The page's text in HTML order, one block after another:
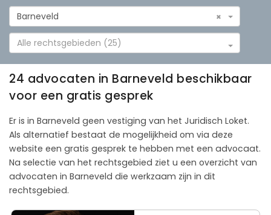
×
Barneveld
Alle rechtsgebieden (25)
24 advocaten in Barneveld beschikbaar
voor een gratis gesprek
Er is in Barneveld geen vestiging van het Juridisch Loket.
Als alternatief bestaat de mogelijkheid om via deze
website een gratis gesprek te hebben met een advocaat.
Na selectie van het rechtsgebied ziet u een overzicht van
advocaten in Barneveld die werkzaam zijn in dit
rechtsgebied.